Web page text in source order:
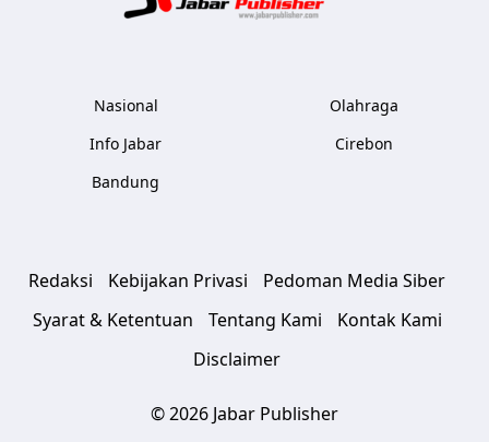
Nasional
Info Jabar
Bandung
Olahraga
Cirebon
Redaksi Kebijakan Privasi
Pedoman Media Siber
Syarat & Ketentuan
Tentang Kami
Kontak Kami
Disclaimer
© 2026 Jabar Publisher